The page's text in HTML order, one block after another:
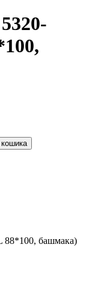
88*100, башмака)